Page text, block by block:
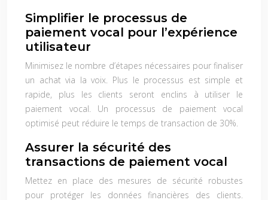
Simplifier le processus de
paiement vocal pour l’expérience
utilisateur
Minimisez le nombre d’étapes nécessaires pour finaliser
un achat via la voix. Plus le processus est simple et
rapide, plus les clients seront enclins à utiliser le
paiement vocal. Un processus de paiement vocal
optimisé peut réduire le temps de transaction de 30%.
Assurer la sécurité des
transactions de paiement vocal
Mettez en place des mesures de sécurité robustes
pour protéger les données financières des clients.